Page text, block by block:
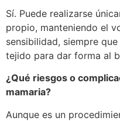
Sí. Puede realizarse
propio, manteniendo el
sensibilidad, siempre
tejido para dar forma al
¿Qué riesgos o
mamaria?
Aunque es un